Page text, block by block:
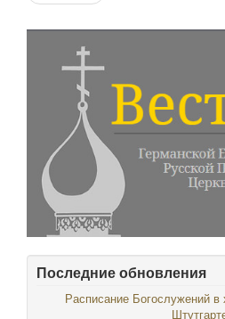
Последние обновления
Расписание Богослужений